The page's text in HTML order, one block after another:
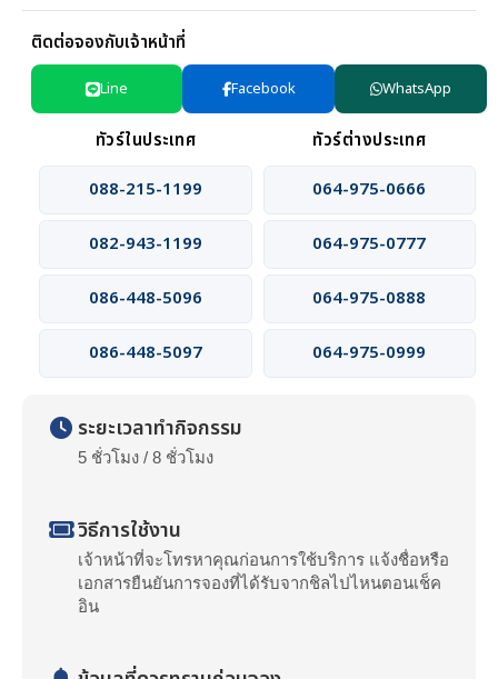
ติดต่อจองกับเจ้าหน้าที่
Line Facebook WhatsApp
ทัวร์ในประเทศ
ทัวร์ต่างประเทศ
088-215-1199
064-975-0666
082-943-1199 064-975-0777
086-448-5096 064-975-0888
086-448-5097 064-975-0999
ระยะเวลาทำกิจกรรม
5 ชั่วโมง / 8 ชั่วโมง
วิธีการใช้งาน
เจ้าหน้าที่จะโทรหาคุณก่อนการใช้บริการ แจ้งชื่อหรือ
เอกสารยืนยันการจองที่ได้รับจากชิลไปไหนตอนเช็ค
อิน